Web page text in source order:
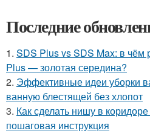
Последние
1. SDS Plus vs SDS Max: в чём
Plus — золотая середина?
2. Эффективные идеи уборки
ванную блестящей без хлопот
3. Как сделать нишу в
пошаговая инструкция